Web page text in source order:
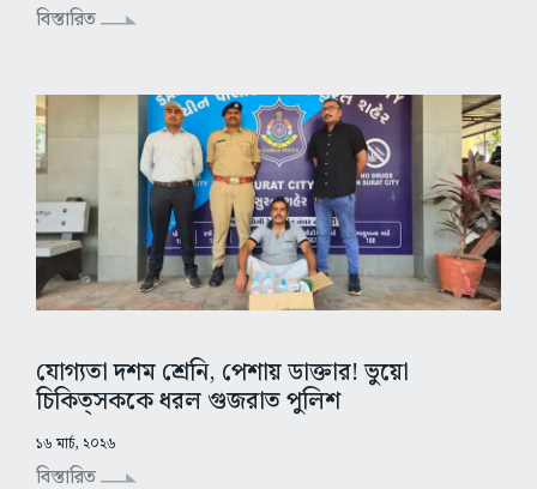
বিস্তারিত
যোগ্যতা দশম শ্রেনি, পেশায় ডাক্তার! ভুয়ো
চিকিত্সককে ধরল গুজরাত পুলিশ
১৬ মার্চ, ২০২৬
বিস্তারিত